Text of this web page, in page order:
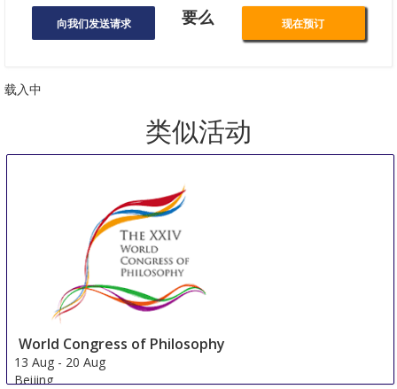
向我们发送请求 要么 现在预订
载入中
类似活动
World Congress of Philosophy
13 Aug - 20 Aug
Beijing